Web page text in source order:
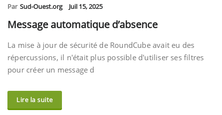
Par Sud-Ouest.org Juil 15, 2025
Message automatique d’absence
La mise à jour de sécurité de RoundCube avait eu des
répercussions, il n'était plus possible d'utiliser ses filtres
pour créer un message d
Lire la suite